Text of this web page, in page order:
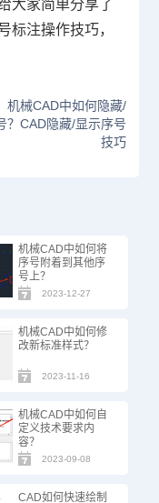
大家简单分享了
标注操作技巧，
机械CAD中如何隐藏/
？CAD隐藏/显示序号
技巧
机械CAD中如何将
序号附着到其他序
号上？
2023-12-27
机械CAD中如何修
改新标准样式？
2023-11-16
机械CAD中如何自
定义技术要求内
容？
2023-09-08
CAD如何快速绘制